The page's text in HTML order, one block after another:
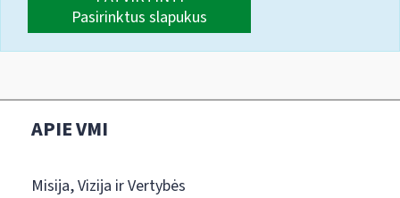
Pasirinktus slapukus
APIE VMI
Misija, Vizija ir Vertybės